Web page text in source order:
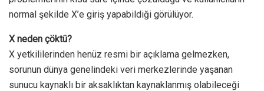
normal şekilde X’e giriş yapabildiği görülüyor.
X neden çöktü?
X yetkililerinden henüz resmi bir açıklama gelmezken,
sorunun dünya genelindeki veri merkezlerinde yaşanan
sunucu kaynaklı bir aksaklıktan kaynaklanmış olabileceği